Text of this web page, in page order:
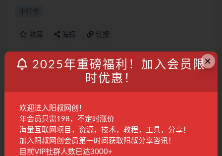
小红书
收藏 海报 链接
下一篇
抖店商品卡0到1运营实战：选品铺货核心技巧，正价品
营销方法论
相关文章
×
2025年重磅福利！加入会员限
时优惠！
欢迎进入阳叔网创！
年会员只需198，不定时涨价
海量互联网项目，资源，技术，教程，工具，分享！
加入阳叔网创会员第一时间获取阳叔分享咨讯！
目前VIP社群人数已达3000+